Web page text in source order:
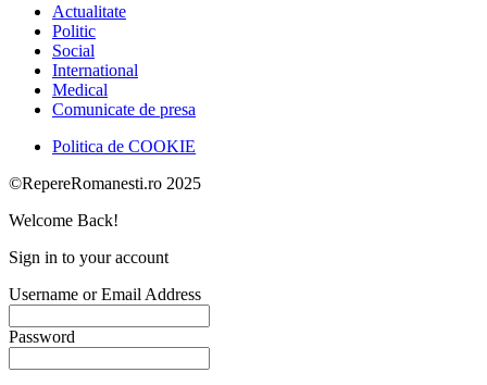
Actualitate
Politic
Social
International
Medical
Comunicate de presa
Politica de COOKIE
©RepereRomanesti.ro 2025
Welcome Back!
Sign in to your account
Username or Email Address
Password